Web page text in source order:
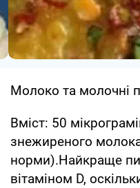
Молоко та молочні
Вміст: 50
знежиреного
норми).Найкраще
вітаміном D,